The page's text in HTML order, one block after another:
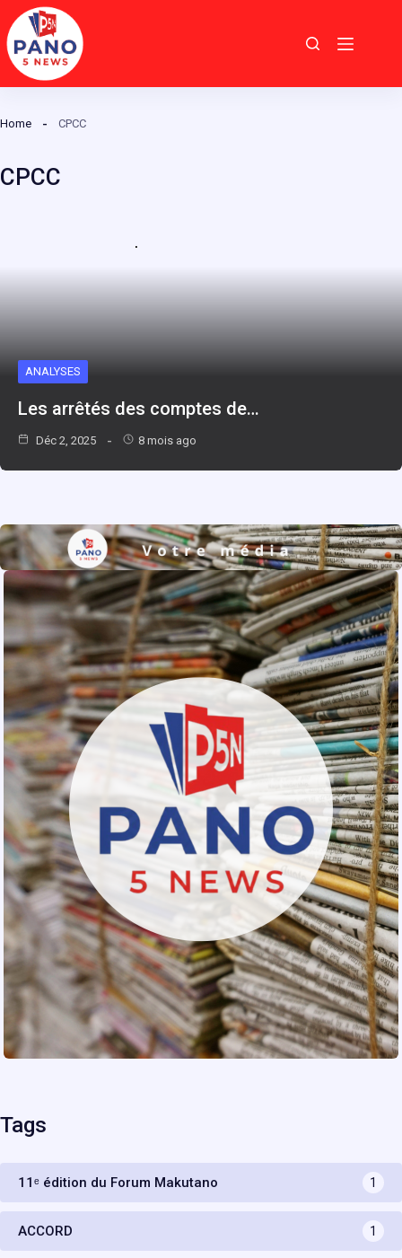
Passer
au
contenu
Home CPCC
CPCC
ANALYSES
Les arrêtés des comptes de…
Déc 2, 2025 8 mois ago
Tags
11ᵉ édition du Forum Makutano 1
ACCORD 1